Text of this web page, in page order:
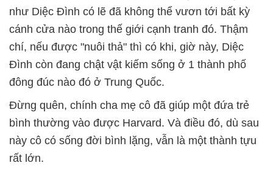
như Diệc Đình có lẽ đã không thể vươn tới bất kỳ
cánh cửa nào trong thế giới cạnh tranh đó. Thậm
chí, nếu được "nuôi thả" thì có khi, giờ này, Diệc
Đình còn đang chật vật kiếm sống ở 1 thành phố
đông đúc nào đó ở Trung Quốc.
Đừng quên, chính cha mẹ cô đã giúp một đứa trẻ
bình thường vào được Harvard. Và điều đó, dù sau
này cô có sống đời bình lặng, vẫn là một thành tựu
rất lớn.